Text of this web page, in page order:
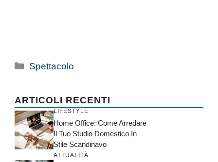
Categorie
Spettacolo
ARTICOLI RECENTI
LIFESTYLE
Home Office: Come Arredare
Il Tuo Studio Domestico In
Stile Scandinavo
ATTUALITÀ